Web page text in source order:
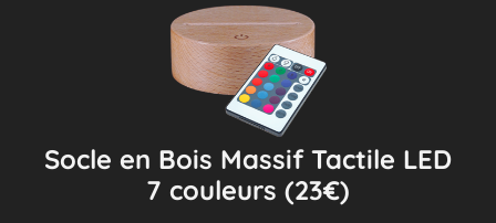
Socle en Bois Massif Tactile LED
7 couleurs (23€)